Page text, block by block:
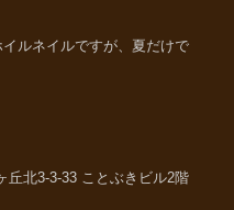
ルネイルですが、夏だけで
丘北3-3-33 ことぶきビル2階